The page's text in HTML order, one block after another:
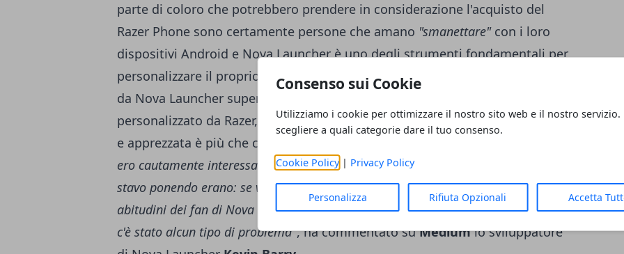
Consenso sui Cookie
Utilizziamo i cookie per ottimizzare il nostro sito web e il nostro servizio.
scegliere a quali categorie dare il tuo consenso.
Cookie Policy| Privacy Policy
Personalizza Rifiuta Opzionali Accetta
parte di coloro che potrebbero prendere in considerazione l'acquisto del
Razer Phone sono certamente persone che amano "smanettare"con i loro
dispositivi Android e Nova Launcher è uno degli strumenti fondamentali per
personalizzare il proprio smartphone. In parole povere, la fama già acquisita
da Nova Launcher supera di gran lunga qualsiasi nuovo launcher
personalizzato da Razer, quindi l'idea di utilizzare un'applicazione già famosa
e apprezzata è più che coerente:
ero cautamente interessato, ma soprattutto cauto. Le grandi domande che mi
stavo ponendo erano: se volessero apportare modifiche di rilievo, cambiare le
abitudini dei fan di Nova e come gestire gli aggiornamenti. Fortunatamente, non
c'è stato alcun tipo di problema", ha commentato suMediumlo sviluppatore